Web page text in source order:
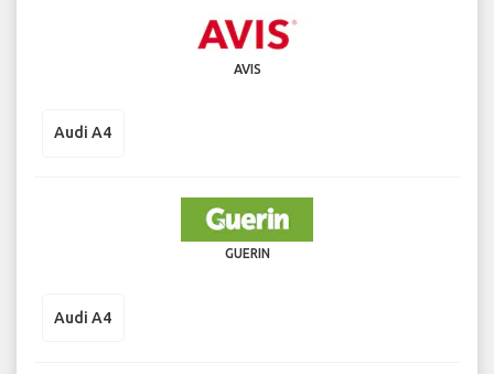
AVIS
Audi A4
GUERIN
Audi A4